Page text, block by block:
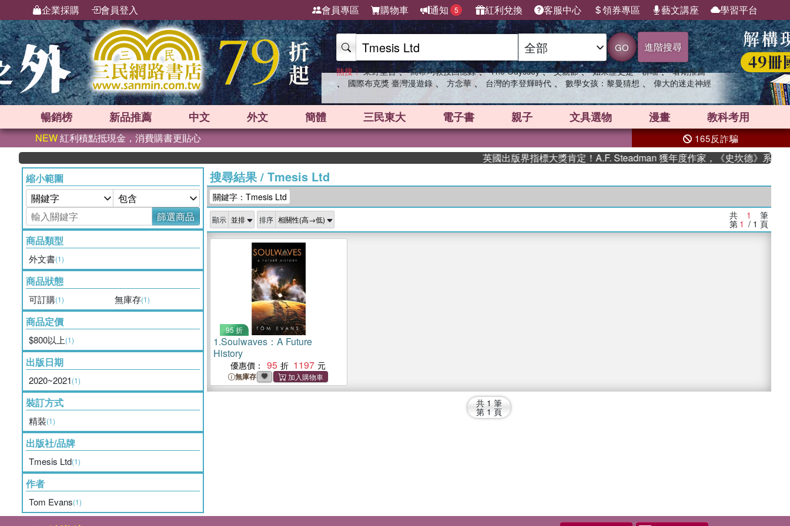
企業採購 會員登入 會員專區 購物車 通知 5 紅利兌換 客服中心 領券專區 藝文講座 學習平台
GO 進階搜尋
熱搜： 東野圭吾 、 高希均教授回憶錄 、 The Odyssey 、 父親節 、 如果歷史是一群喵 、 暑期推薦
、 國際布克獎 臺灣漫遊錄 、 方念華 、 台灣的李登輝時代 、 數學女孩：黎曼猜想 、 偉大的迷走神經
暢銷榜 新品推薦 中文 外文 簡體 三民東大 電子書 親子 文具選物 漫畫 教科考用
NEW紅利積點抵現金，消費購書更貼心 165反詐騙
英國出版界指標大獎肯定！A.F. Steadman 獲年度作家，《史坎德》系列帶
縮小範圍
篩選商品
商品類型
外文書(1)
商品狀態
可訂購(1) 無庫存(1)
商品定價
$800以上(1)
出版日期
2020~2021(1)
裝訂方式
精裝(1)
出版社/品牌
Tmesis Ltd(1)
作者
Tom Evans(1)
搜尋結果/ Tmesis Ltd
關鍵字：Tmesis Ltd
顯示 排序 共 1 筆
第 1 / 1 頁
95 折
1.Soulwaves：A Future
History
優惠價： 95 1197
無庫存
共 1 筆
第 1 頁